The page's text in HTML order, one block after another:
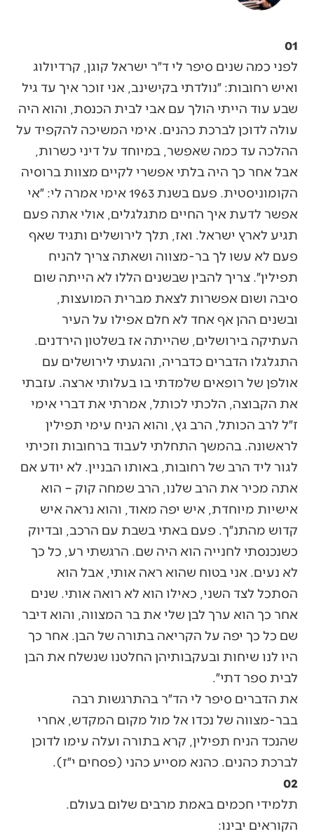
01
לפני כמה שנים סיפר לי ד״ר ישראל קוגן, קרדיולוג
ואיש רחובות: ״נולדתי בקישינב, אני זוכר איך עד גיל
שבע עוד הייתי הולך עם אבי לבית הכנסת, והוא היה
עולה לדוכן לברכת כהנים. אימי המשיכה להקפיד על
ההלכה עד כמה שאפשר, במיוחד על דיני כשרות,
אבל אחר כך היה בלתי אפשרי לקיים מצוות ברוסיה
הקומוניסטית. פעם בשנת 1963 אימי אמרה לי: ״אי
אפשר לדעת איך החיים מתגלגלים, אולי אתה פעם
תגיע לארץ ישראל. ואז, תלך לירושלים ותגיד שאף
פעם לא עשו לך בר-מצווה ושאתה צריך להניח
תפילין״. צריך להבין שבשנים הללו לא הייתה שום
סיבה ושום אפשרות לצאת מברית המועצות,
ובשנים ההן אף אחד לא חלם אפילו על העיר
העתיקה בירושלים, שהייתה אז בשלטון הירדנים.
התגלגלו הדברים כדבריה, והגעתי לירושלים עם
אולפן של רופאים שלמדתי בו בעלותי ארצה. עזבתי
את הקבוצה, הלכתי לכותל, אמרתי את דברי אימי
ז״ל לרב הכותל, הרב גץ, והוא הניח עימי תפילין
לראשונה. בהמשך התחלתי לעבוד ברחובות וזכיתי
לגור ליד הרב של רחובות, באותו הבניין. לא יודע אם
אתה מכיר את הרב שלנו, הרב שמחה קוק – הוא
אישיות מיוחדת, איש יפה מאוד, והוא נראה איש
קדוש מהתנ״ך. פעם באתי בשבת עם הרכב, ובדיוק
כשנכנסתי לחנייה הוא היה שם. הרגשתי רע, כל כך
לא נעים. אני בטוח שהוא ראה אותי, אבל הוא
הסתכל לצד השני, כאילו הוא לא רואה אותי. שנים
אחר כך הוא ערך לבן שלי את בר המצווה, והוא דיבר
שם כל כך יפה על הקריאה בתורה של הבן. אחר כך
היו לנו שיחות ובעקבותיהן החלטנו שנשלח את הבן
לבית ספר דתי״.
את הדברים סיפר לי הד״ר בהתרגשות רבה
בבר-מצווה של נכדו אל מול מקום המקדש, אחרי
שהנכד הניח תפילין, קרא בתורה ועלה עימו לדוכן
לברכת כהנים. כהנא מסייע כהני (פסחים י״ז).
02
תלמידי חכמים באמת מרבים שלום בעולם.
הקוראים יבינו: